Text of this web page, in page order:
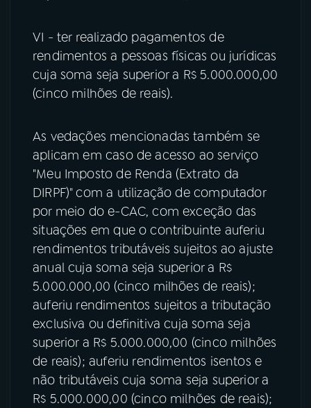
VI - ter realizado pagamentos de
rendimentos a pessoas físicas ou jurídicas
cuja soma seja superior a R$ 5.000.000,00
(cinco milhões de reais).
As vedações mencionadas também se
aplicam em caso de acesso ao serviço
"Meu Imposto de Renda (Extrato da
DIRPF)" com a utilização de computador
por meio do e-CAC, com exceção das
situações em que o contribuinte auferiu
rendimentos tributáveis sujeitos ao ajuste
anual cuja soma seja superior a R$
5.000.000,00 (cinco milhões de reais);
auferiu rendimentos sujeitos a tributação
exclusiva ou definitiva cuja soma seja
superior a R$ 5.000.000,00 (cinco milhões
de reais); auferiu rendimentos isentos e
não tributáveis cuja soma seja superior a
R$ 5.000.000,00 (cinco milhões de reais);